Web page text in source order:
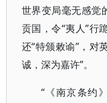
世界变局毫无感觉
贡国，令“夷人”行
还“特颁敕谕”，对
诚，深为嘉许”。
“《南京条约